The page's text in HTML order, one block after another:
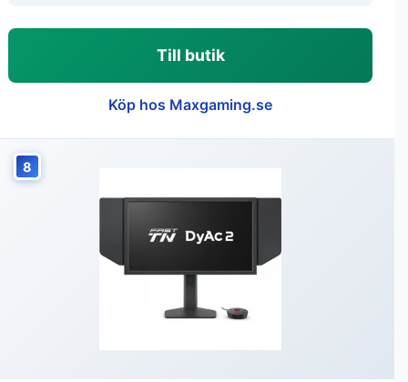
Till butik
Köp hos Maxgaming.se
8